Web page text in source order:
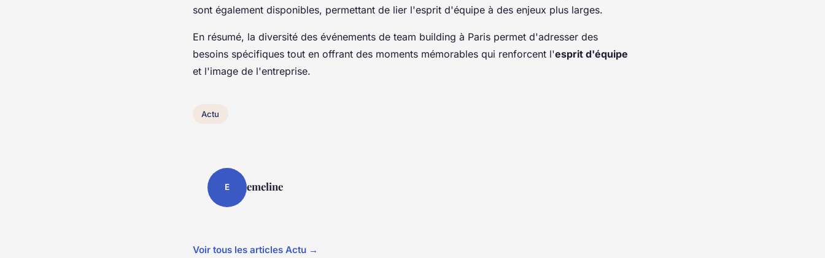
sont également disponibles, permettant de lier l'esprit d'équipe à des enjeux plus larges.
En résumé, la diversité des événements de team building à Paris permet d'adresser des
besoins spécifiques tout en offrant des moments mémorables qui renforcent l'esprit d'équipe
et l'image de l'entreprise.
Actu
E emeline
Voir tous les articles Actu →